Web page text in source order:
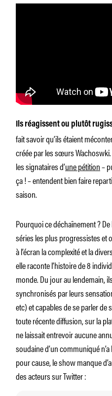
Ils réagissent ou plutôt
fait savoir qu’ils étaient
créée par les sœurs
les signataires d’une pétition–
ça ! – entendent bien faire
saison.
Pourquoi ce déchaînement ? De
séries les plus progressistes et
à l’écran la complexité et la
elle raconte l’histoire de 8
monde. Du jour au lendemain,
synchronisés par leurs
etc) et capables de se parler de
toute récente diffusion, sur la
ne laissait entrevoir aucune
soudaine d’un communiqué
pour cause, le show manque
des acteurs sur Twitter :